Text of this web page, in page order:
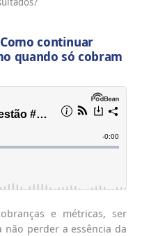
continuar
quando só cobram
e métricas, ser
perder a essência da